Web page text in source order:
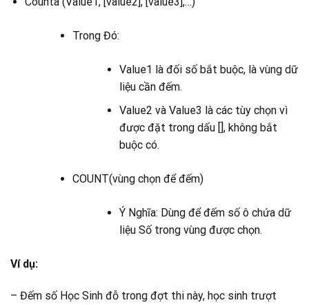
Trong Đó:
Value1 là đối số bắt buộc, là vùng dữ
liệu cần đếm.
Value2 và Value3 là các tùy chọn vì
được đặt trong dấu [], không bắt
buộc có.
COUNT(vùng chọn để đếm)
Ý Nghĩa: Dùng để đếm số ô chứa dữ
liệu Số trong vùng được chọn.
Ví dụ:
– Đếm số Học Sinh đỗ trong đợt thi này, học sinh trượt